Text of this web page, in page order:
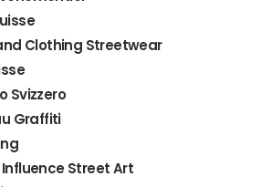
Clothing Streetwear
Svizzero
Graffiti
Street Art